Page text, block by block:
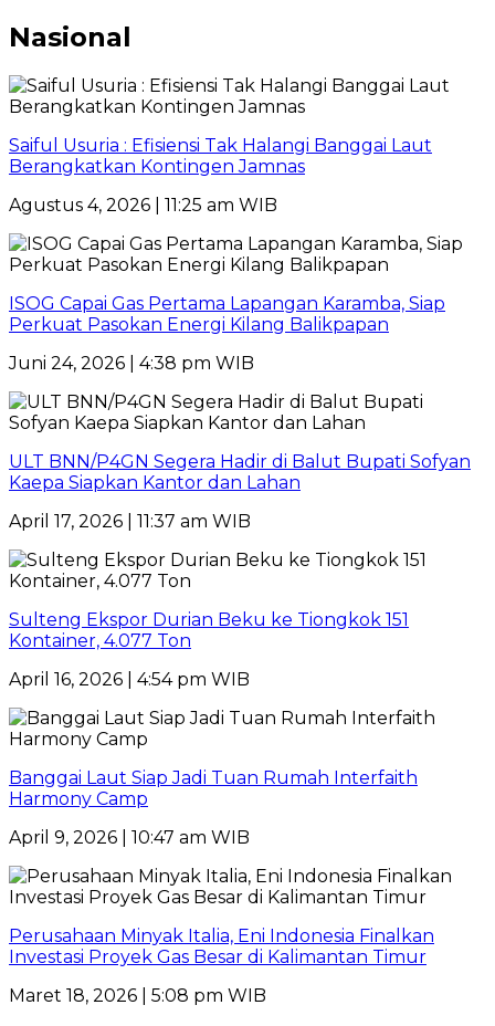
Nasional
Saiful Usuria : Efisiensi Tak Halangi Banggai Laut
Berangkatkan Kontingen Jamnas
Agustus 4, 2026 | 11:25 am WIB
ISOG Capai Gas Pertama Lapangan Karamba, Siap
Perkuat Pasokan Energi Kilang Balikpapan
Juni 24, 2026 | 4:38 pm WIB
ULT BNN/P4GN Segera Hadir di Balut Bupati Sofyan
Kaepa Siapkan Kantor dan Lahan
April 17, 2026 | 11:37 am WIB
Sulteng Ekspor Durian Beku ke Tiongkok 151
Kontainer, 4.077 Ton
April 16, 2026 | 4:54 pm WIB
Banggai Laut Siap Jadi Tuan Rumah Interfaith
Harmony Camp
April 9, 2026 | 10:47 am WIB
Perusahaan Minyak Italia, Eni Indonesia Finalkan
Investasi Proyek Gas Besar di Kalimantan Timur
Maret 18, 2026 | 5:08 pm WIB